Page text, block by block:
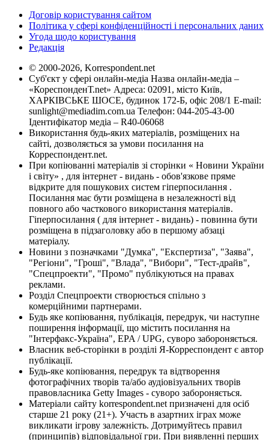
Договір користування сайтом
Політика у сфері конфіденційності і персональних даних
Угода щодо користування
Редакція
© 2000-2026, Korrespondent.net
Суб'єкт у сфері онлайн-медіа Назва онлайн-медіа –
«КореспонденТ.net» Адреса: 02091, місто Київ,
ХАРКІВСЬКЕ ШОСЕ, будинок 172-Б, офіс 208/1 E-mail:
sunlight@mediadim.com.ua Телефон: 044-205-43-00
Ідентифікатор медіа – R40-06068
Використання будь-яких матеріалів, розміщених на
сайті, дозволяється за умови посилання на
Корреспондент.net.
При копіюванні матеріалів зі сторінки « Новини України
і світу» , для інтернет - видань - обов'язкове пряме
відкрите для пошукових систем гіперпосилання .
Посилання має бути розміщена в незалежності від
повного або часткового використання матеріалів.
Гіперпосилання ( для інтернет - видань) - повинна бути
розміщена в підзаголовку або в першому абзаці
матеріалу.
Новини з позначками "Думка", "Експертиза", "Заява",
"Регіони", "Гроші", "Влада", "Вибори", "Тест-драйв",
"Спецпроекти", "Промо" публікуються на правах
реклами.
Розділ Спецпроекти створюється спільно з
комерційними партнерами.
Будь яке копіювання, публікація, передрук, чи наступне
поширення інформації, що містить посилання на
"Інтерфакс-Україна", EPA / UPG, суворо забороняється.
Власник веб-сторінки в розділі Я-Корреспондент є автор
публікації.
Будь-яке копіювання, передрук та відтворення
фотографічних творів та/або аудіовізуальних творів
правовласника Getty Images - суворо забороняється.
Матеріали сайту korrespondent.net призначені для осіб
старше 21 року (21+). Участь в азартних іграх може
викликати ігрову залежність. Дотримуйтесь правил
(принципів) відповідальної гри. При виявленні перших